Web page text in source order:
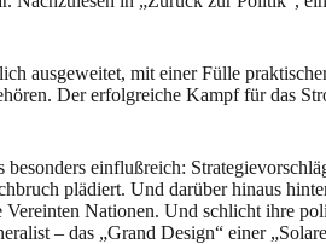
ausgeweitet, mit einer Fülle
Der erfolgreiche Kampf für das
einflußreich:
plädiert. Und darüber hinaus
Nationen. Und schlicht ihre
– das „Grand Design“ einer